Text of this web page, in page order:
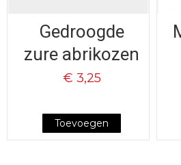
Gedroogde
zure abrikozen
€ 3,25
Toevoegen